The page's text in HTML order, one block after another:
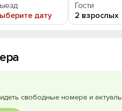
дату
Гости
2 взрослых
свободные номера и